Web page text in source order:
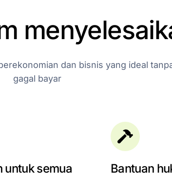
dan bisnis yang ideal
gagal bayar
semua Bantuan